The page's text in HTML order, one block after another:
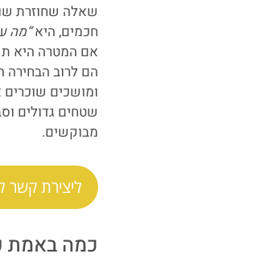
שאלה שחוזרת
חכמים, היא“מה
אם המטרה היא
הם לרוב הבחירה
ומושכים
שטחים גדולים
מבוקשים.
ליצירת קשר
כמה באמת